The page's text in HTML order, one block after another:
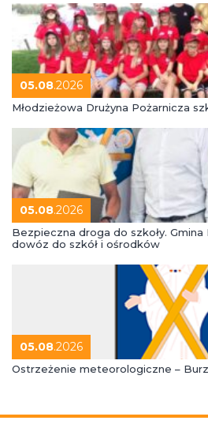
05.08.2026
Młodzieżowa Drużyna Pożarnicza
05.08.2026
Bezpieczna droga do szkoły.
dowóz do szkół i ośrodków
05.08.2026
Ostrzeżenie meteorologiczne –